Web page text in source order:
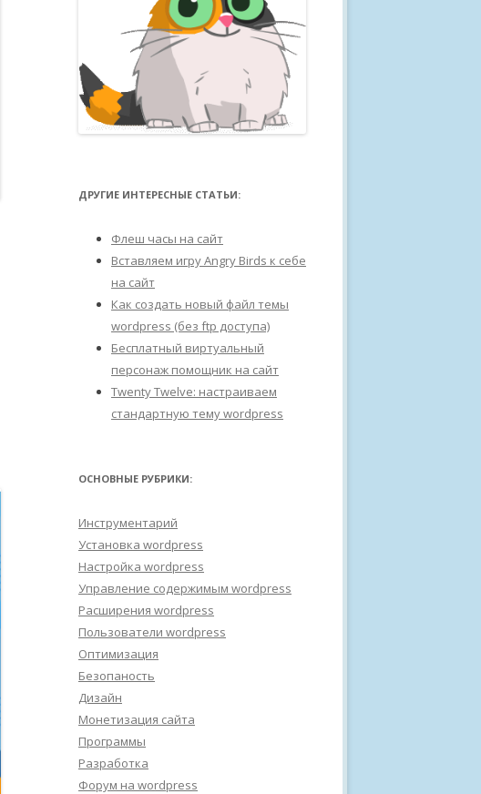
ДРУГИЕ ИНТЕРЕСНЫЕ СТАТЬИ:
Флеш часы на сайт
Вставляем игру Angry Birds к себе
на сайт
Как создать новый файл темы
wordpress (без ftp доступа)
Бесплатный виртуальный
персонаж помощник на сайт
Twenty Twelve: настраиваем
стандартную тему wordpress
ОСНОВНЫЕ РУБРИКИ:
Инструментарий
Установка wordpress
Настройка wordpress
Управление содержимым wordpress
Расширения wordpress
Пользователи wordpress
Оптимизация
Безопаность
Дизайн
Монетизация сайта
Программы
Разработка
Форум на wordpress